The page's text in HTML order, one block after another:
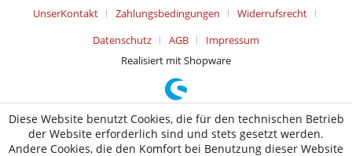
UnserKontakt
Zahlungsbedingungen
Widerrufsrecht
Datenschutz
AGB
Impressum
Realisiert mit Shopware
Diese Website benutzt Cookies, die für den technischen Betrieb
der Website erforderlich sind und stets gesetzt werden.
Andere Cookies, die den Komfort bei Benutzung dieser Website